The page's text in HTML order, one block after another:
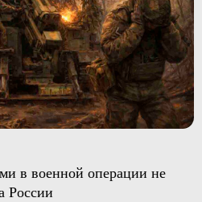
в военной операции не
России